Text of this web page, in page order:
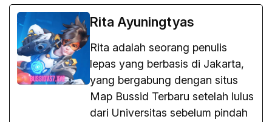
Rita Ayuningtyas
Rita adalah seorang penulis
lepas yang berbasis di Jakarta,
yang bergabung dengan situs
Map Bussid Terbaru setelah lulus
dari Universitas sebelum pindah